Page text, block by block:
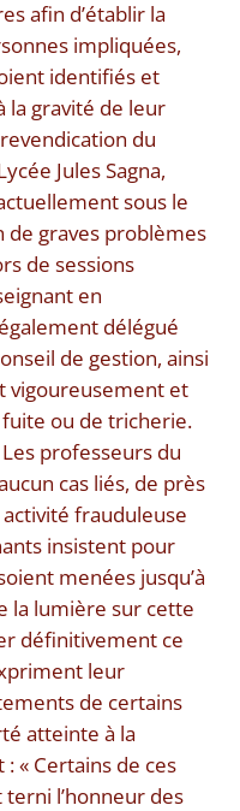
afin d’établir la
impliquées,
identifiés et
la gravité de leur
du
Jules Sagna,
sous le
de graves problèmes
de sessions
en
délégué
de gestion, ainsi
vigoureusement et
ou de tricherie.
professeurs du
cas liés, de près
frauduleuse
insistent pour
menées jusqu’à
la lumière sur cette
définitivement ce
leur
de certains
atteinte à la
« Certains de ces
l’honneur des